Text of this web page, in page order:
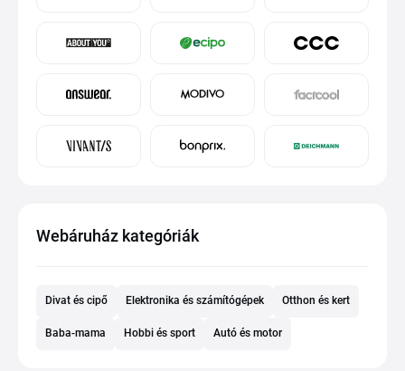
Webáruház kategóriák
Divat és cipő Elektronika és számítógépek Otthon és kert
Baba-mama Hobbi és sport Autó és motor